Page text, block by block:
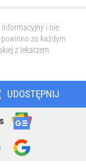
informacyjny i nie
za każdym
z lekarzem
UDOSTĘPNIJ